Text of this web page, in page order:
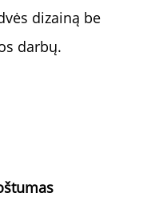
dizainą be
darbų.